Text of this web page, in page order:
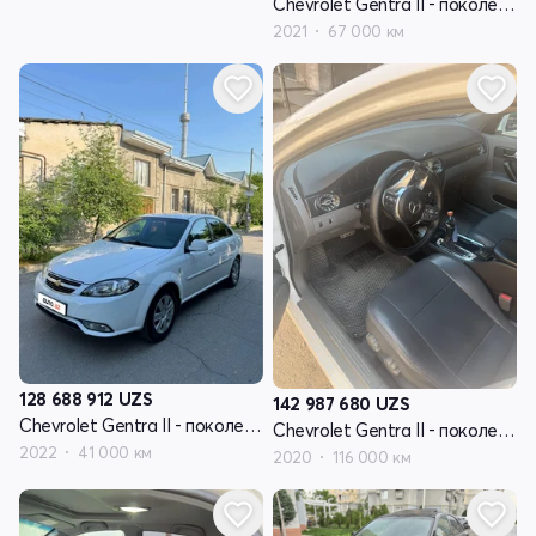
2021 67 000 км
128 688 912 UZS
Chevrolet Gentra II - поколение
2022 41 000 км
142 987 680 UZS
Chevrolet Gentra II - поколение
2020 116 000 км